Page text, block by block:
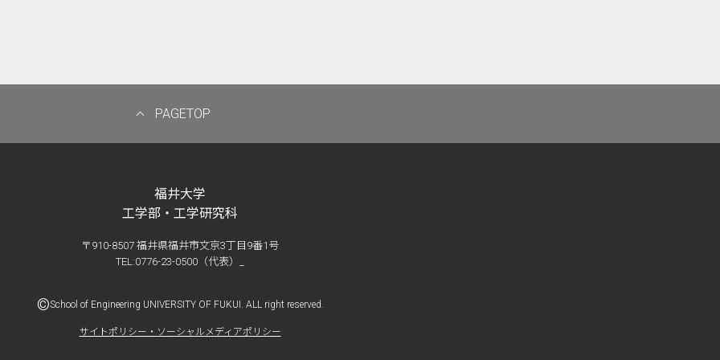
PAGETOP
福井大学
工学部・工学研究科
〒910-8507 福井県福井市文京3丁目9番1号
TEL:0776-23-0500（代表）_
©School of Engineering UNIVERSITY OF FUKUI. ALL right reserved.
サイトポリシー・ソーシャルメディアポリシー